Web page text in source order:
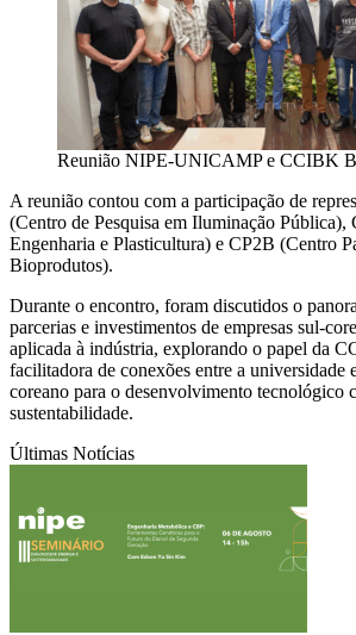
Reunião NIPE-UNICAMP e CCIBK
A reunião contou com a participação de
(Centro de Pesquisa em Iluminação Pública),
Engenharia e Plasticultura) e CP2B (Centro
Bioprodutos).
Durante o encontro, foram discutidos o
parcerias e investimentos de empresas sul-
aplicada à indústria, explorando o papel da
facilitadora de conexões entre a universidade
coreano para o desenvolvimento tecnológico
sustentabilidade.
Últimas Notícias